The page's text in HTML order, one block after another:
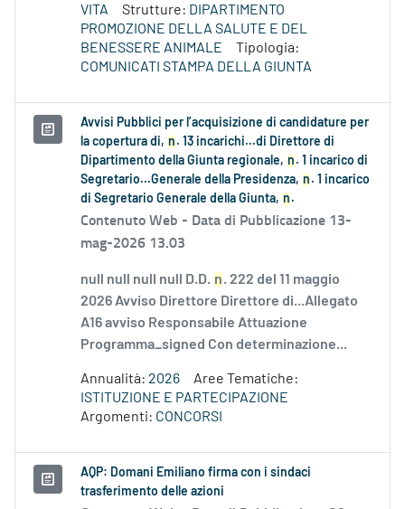
VITA
Strutture: DIPARTIMENTO
PROMOZIONE DELLA SALUTE E DEL
BENESSERE ANIMALE
Tipologia:
COMUNICATI STAMPA DELLA GIUNTA
Avvisi Pubblici per l’acquisizione di candidature per
la copertura di, n . 13 incarichi...di Direttore di
Dipartimento della Giunta regionale, n . 1 incarico di
Segretario...Generale della Presidenza, n . 1 incarico
di Segretario Generale della Giunta, n .
Contenuto Web - Data di Pubblicazione 13-
mag-2026 13.03
null null null null D.D. n. 222 del 11 maggio
2026 Avviso Direttore Direttore di...Allegato
A16 avviso Responsabile Attuazione
Programma_signed Con determinazione...
Annualità: 2026
Aree Tematiche:
ISTITUZIONE E PARTECIPAZIONE
Argomenti: CONCORSI
AQP: Domani Emiliano firma con i sindaci
trasferimento delle azioni